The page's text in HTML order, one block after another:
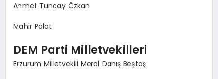
Ahmet Tuncay Özkan
Mahir Polat
DEM Parti Milletvekilleri
Erzurum Milletvekili Meral Danış Beştaş